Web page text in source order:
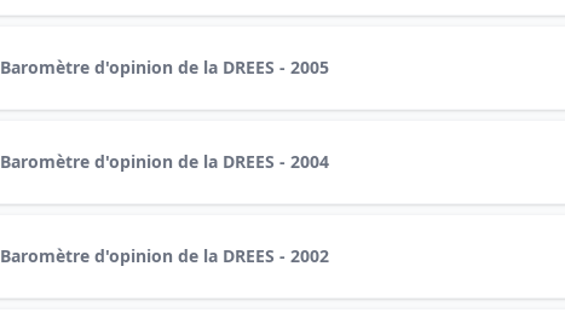
Baromètre d'opinion de la DREES - 2005
Baromètre d'opinion de la DREES - 2004
Baromètre d'opinion de la DREES - 2002